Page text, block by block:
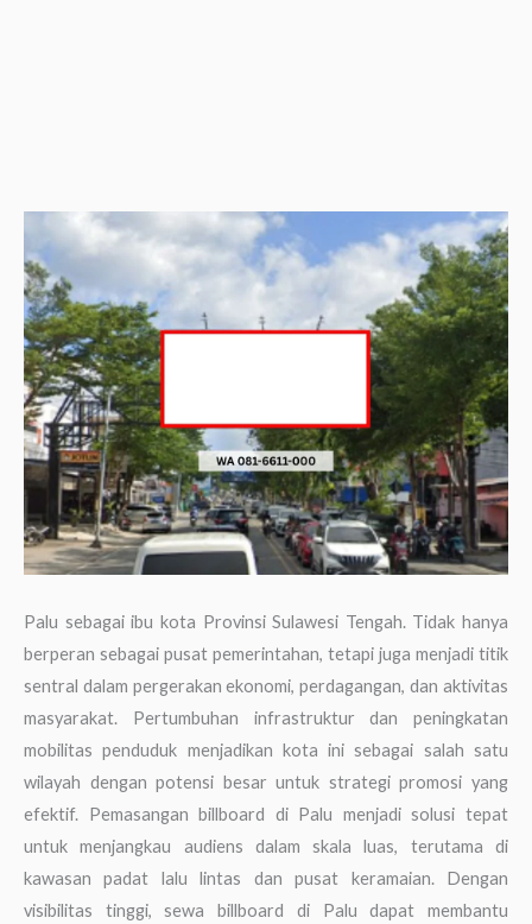
Palu sebagai ibu kota Provinsi Sulawesi Tengah. Tidak hanya
berperan sebagai pusat pemerintahan, tetapi juga menjadi titik
sentral dalam pergerakan ekonomi, perdagangan, dan aktivitas
masyarakat. Pertumbuhan infrastruktur dan peningkatan
mobilitas penduduk menjadikan kota ini sebagai salah satu
wilayah dengan potensi besar untuk strategi promosi yang
efektif. Pemasangan billboard di Palu menjadi solusi tepat
untuk menjangkau audiens dalam skala luas, terutama di
kawasan padat lalu lintas dan pusat keramaian. Dengan
visibilitas tinggi, sewa billboard di Palu dapat membantu